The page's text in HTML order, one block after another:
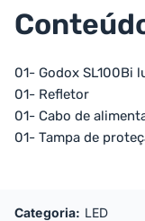
01- Godox SL100Bi
01- Refletor
01- Cabo de
01- Tampa de
Categoria: LED